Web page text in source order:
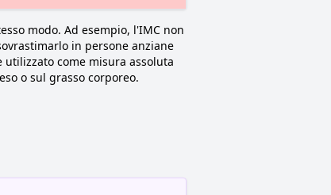
modo. Ad esempio, l'IMC non
in persone anziane
come misura assoluta
o sul grasso corporeo.